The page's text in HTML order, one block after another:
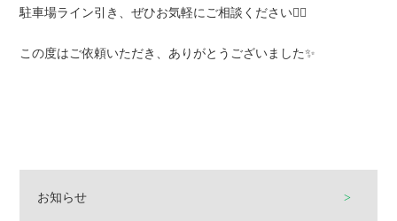
駐車場ライン引き、ぜひお気軽にご相談ください💁‍♀️
この度はご依頼いただき、ありがとうございました✨
お知らせ